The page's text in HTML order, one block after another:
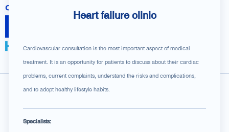
Heart failure clinic
Cardiovascular consultation is the most important aspect of medical
treatment. It is an opportunity for patients to discuss about their cardiac
problems, current complaints, understand the risks and complications,
and to adopt healthy lifestyle habits.
Specialists: